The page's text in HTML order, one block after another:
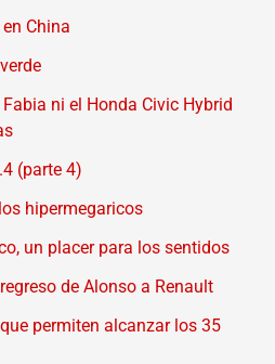
China
ni el Honda Civic Hybrid
(parte 4)
hipermegaricos
un placer para los sentidos
de Alonso a Renault
permiten alcanzar los 35